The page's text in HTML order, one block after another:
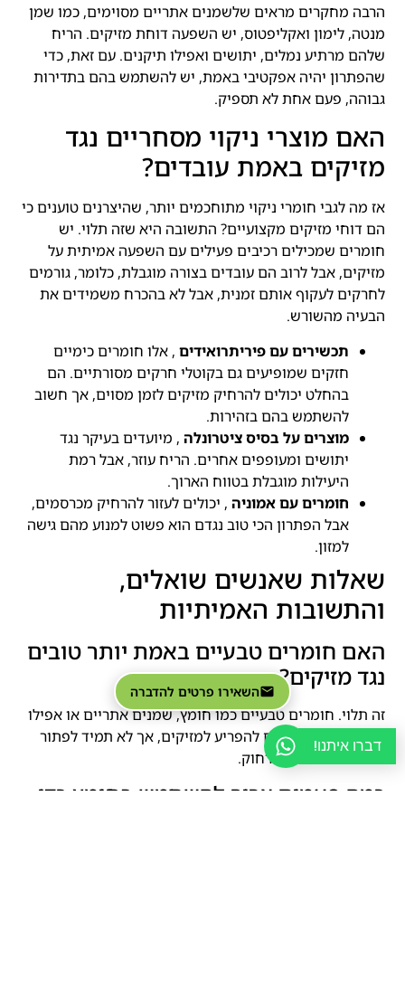
הרבה מחקרים מראים שלשמנים אתריים מסוימים, כמו שמן
מנטה, לימון ואקליפטוס, יש השפעה דוחת מזיקים. הריח
שלהם מרתיע נמלים, יתושים ואפילו תיקנים. עם זאת, כדי
שהפתרון יהיה אפקטיבי באמת, יש להשתמש בהם בתדירות
גבוהה, פעם אחת לא תספיק.
האם מוצרי ניקוי מסחריים נגד
מזיקים באמת עובדים?
אז מה לגבי חומרי ניקוי מתוחכמים יותר, שהיצרנים טוענים כי
הם דוחי מזיקים מקצועיים? התשובה היא שזה תלוי. יש
חומרים שמכילים רכיבים פעילים עם השפעה אמיתית על
מזיקים, אבל לרוב הם עובדים בצורה מוגבלת, כלומר, גורמים
לחרקים לעקוף אותם זמנית, אבל לא בהכרח משמידים את
הבעיה מהשורש.
תכשירים עם פיריתרואידים , אלו חומרים כימיים
חזקים שמופיעים גם בקוטלי חרקים מסורתיים. הם
בהחלט יכולים להרחיק מזיקים לזמן מסוים, אך חשוב
להשתמש בהם בזהירות.
מוצרים על בסיס ציטרונלה , מיועדים בעיקר נגד
יתושים ומעופפים אחרים. הריח עוזר, אבל רמת
היעילות מוגבלת בטווח הארוך.
חומרים עם אמוניה , יכולים לעזור להרחיק מכרסמים,
אבל הפתרון הכי טוב נגדם הוא פשוט למנוע מהם גישה
למזון.
שאלות שאנשים שואלים,
והתשובות האמיתיות
האם חומרים טבעיים באמת יותר טובים
נגד מזיקים?
זה תלוי. חומרים טבעיים כמו חומץ, שמנים אתריים או אפילו
סודה לשתייה יכולים להפריע למזיקים, אך לא תמיד לפתור
את הבעיה לטווח הרחוק.
כמה פעמים צריך להשתמש בחומץ כדי
דברו איתנו!
השאירו פרטים להדברה